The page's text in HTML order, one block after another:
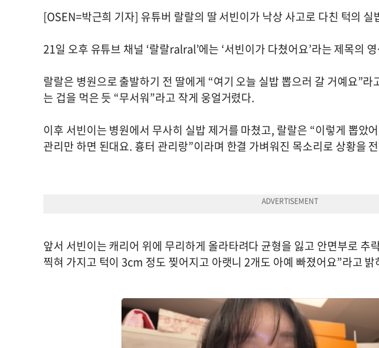
[OSEN=박근희 기자] 유튜버 랄랄의 딸 서빈이가 낙상 사고로 다친 턱의 실
21일 오후 유튜브 채널 ‘랄랄ralral’에는 ‘서빈이가 다쳤어요’라는 제목의
랄랄은 병원으로 출발하기 전 딸에게 “여기 오늘 실밥 뽑으러 갈 거예요”
는 겁을 먹은 듯 “무서워”라고 작게 웅얼거렸다.
이후 서빈이는 병원에서 무사히 실밥 제거를 마쳤고, 랄랄은 “이렇게 뽑았
관리만 하면 된대요. 흉터 관리랑”이라며 한결 가벼워진 목소리로 상황을
앞서 서빈이는 캐리어 위에 무리하게 올라타려다 균형을 잃고 안면부로 추
찍혀 가지고 턱이 3cm 정도 찢어지고 아랫니 2개도 아예 빠졌어요”라고